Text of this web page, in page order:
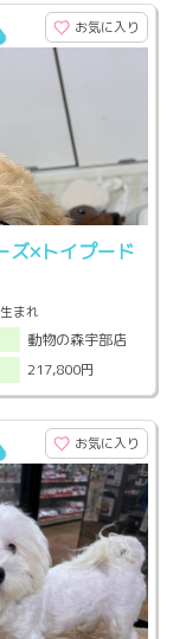
お気に入り
ズ×トイプード
まれ
動物の森宇部店
217,800円
お気に入り